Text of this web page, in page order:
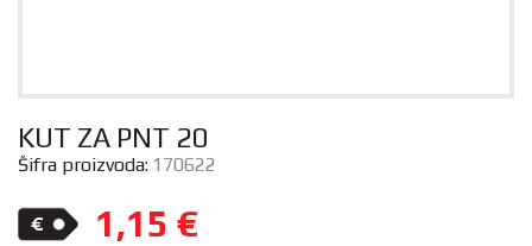
KUT ZA PNT 20
Šifra proizvoda: 170622
1,15 €